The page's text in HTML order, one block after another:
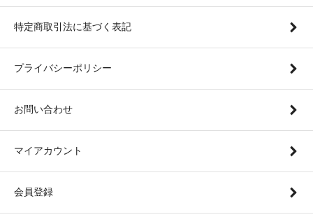
特定商取引法に基づく表記
プライバシーポリシー
お問い合わせ
マイアカウント
会員登録